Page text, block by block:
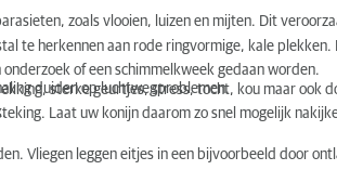
zoals vlooien, luizen en mijten. Dit
te herkennen aan rode ringvormige, kale plekken.
of een schimmelkweek gedaan worden.
duiden op luchtwegproblemen.
sterke geurtjes, stress, tocht, kou maar ook
Laat uw konijn daarom zo snel mogelijk
Vliegen leggen eitjes in een bijvoorbeeld door